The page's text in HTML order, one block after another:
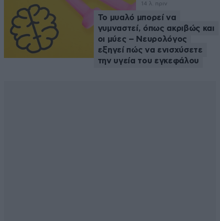
14 λ. πριν
Το μυαλό μπορεί να
γυμναστεί, όπως ακριβώς και
οι μύες – Νευρολόγος
εξηγεί πώς να ενισχύσετε
την υγεία του εγκεφάλου